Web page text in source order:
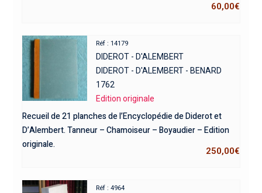
60,00€
Réf : 14179
DIDEROT - D'ALEMBERT
DIDEROT - D'ALEMBERT - BENARD
1762
Edition originale
Recueil de 21 planches de l’Encyclopédie de Diderot et
D’Alembert. Tanneur – Chamoiseur – Boyaudier – Edition
originale.
250,00€
Réf : 4964